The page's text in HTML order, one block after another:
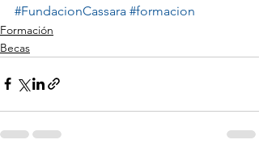
#FundacionCassara #formacion
Formación
Becas